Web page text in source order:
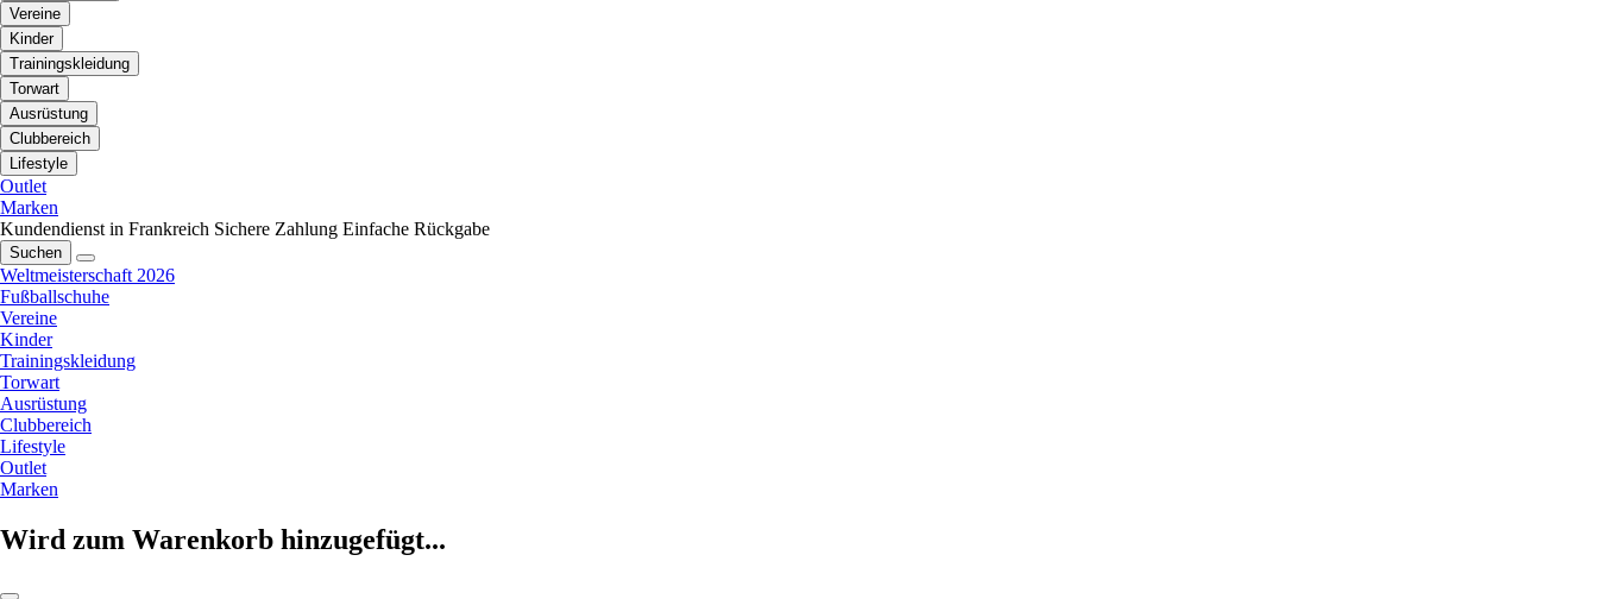
Vereine
Kinder
Trainingskleidung
Torwart
Ausrüstung
Clubbereich
Lifestyle
Outlet
Marken
Kundendienst in Frankreich Sichere Zahlung Einfache Rückgabe
Suchen
Weltmeisterschaft 2026
Fußballschuhe
Vereine
Kinder
Trainingskleidung
Torwart
Ausrüstung
Clubbereich
Lifestyle
Outlet
Marken
Wird zum Warenkorb hinzugefügt...